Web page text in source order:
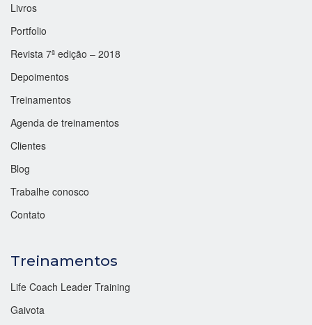
Livros
Portfolio
Revista 7ª edição – 2018
Depoimentos
Treinamentos
Agenda de treinamentos
Clientes
Blog
Trabalhe conosco
Contato
Treinamentos
Life Coach Leader Training
Gaivota